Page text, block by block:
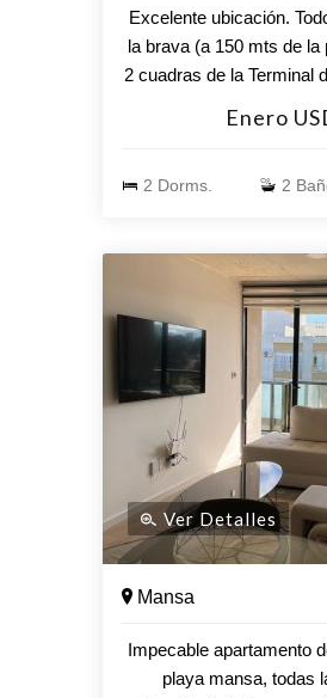
Excelente ubicación.
la brava (a 150 mts de
2 cuadras de la Terminal
a una cuadra. Con vista
matrimonial, 2 camas
balcón. Garage con
Amenities: piscina
climatizada, sauna,
de futbol 5 y de
reuniones,
Enero
2 Dorms. 2
Ver Detalles
Mansa
Impecable apartamento
playa mansa, todas